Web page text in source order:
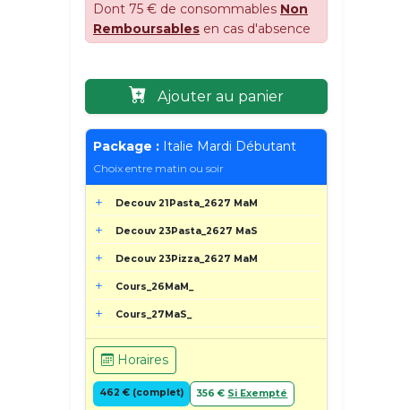
Dont 75 € de consommables Non
Remboursables en cas d'absence
Ajouter au panier
Package : Italie Mardi Débutant
Choix entre matin ou soir
Decouv 21Pasta_2627 MaM
Decouv 23Pasta_2627 MaS
Decouv 23Pizza_2627 MaM
Cours_26MaM_
Cours_27MaS_
Horaires
462 € (complet) 356 € Si Exempté